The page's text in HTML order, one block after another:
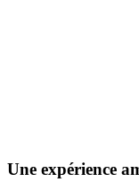
Une expérience